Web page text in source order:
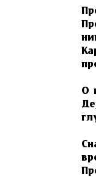
O